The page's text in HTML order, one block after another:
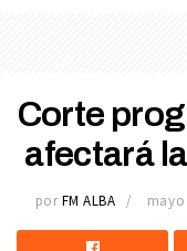
Corte
afectará
por FM ALBA mayo